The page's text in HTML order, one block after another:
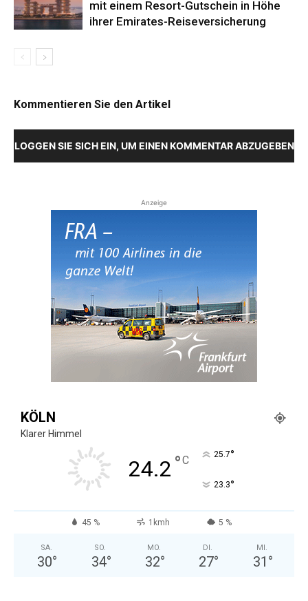
mit einem Resort-Gutschein in Höhe
ihrer Emirates-Reiseversicherung
Kommentieren Sie den Artikel
LOGGEN SIE SICH EIN, UM EINEN KOMMENTAR ABZUGEBEN
Anzeige
KÖLN
Klarer Himmel
24.2 °C 25.7°
23.3°
45 % 1kmh 5 %
SA.
30°
SO.
34°
MO.
32°
DI.
27°
MI.
31 °